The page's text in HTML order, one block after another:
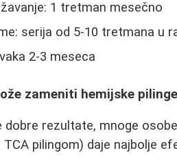
1 tretman mesečno
serija od 5-10 tretmana u
2-3 meseca
zameniti hemijske
rezultate, mnoge
TCA pilingom) daje najbolje